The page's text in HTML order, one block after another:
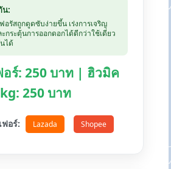
น:
รัสถูกดูดซับง่ายขึ้น เร่งการเจริญ
กระตุ้นการออกดอกได้ดีกว่าใช้เดี่ยว
ได้
อร์: 250 บาท | ฮิวมิค
250 บาท
ฟอร์: Lazada Shopee